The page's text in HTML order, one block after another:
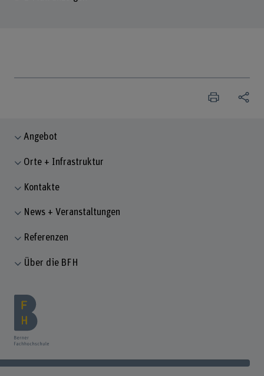
Angebot
Orte + Infrastruktur
Kontakte
News + Veranstaltungen
Referenzen
Über die BFH